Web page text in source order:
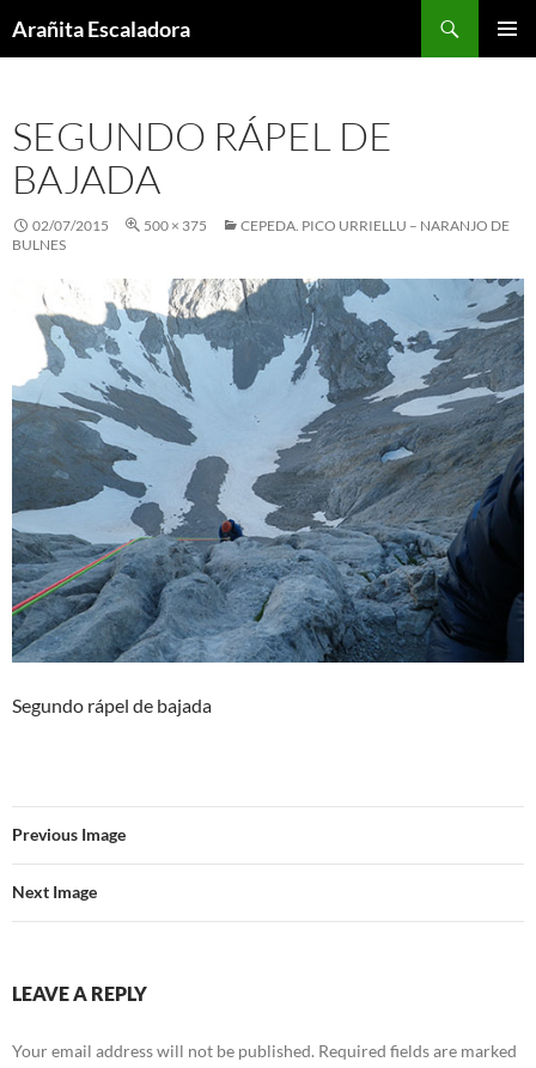
toArañita Escaladora
SEGUNDO RÁPEL DE
BAJADA
02/07/2015 500 × 375
CEPEDA. PICO URRIELLU – NARANJO DE
BULNES
Segundo rápel de bajada
Previous Image
Next Image
LEAVE A REPLY
Your email address will not be published. Required fields are marked